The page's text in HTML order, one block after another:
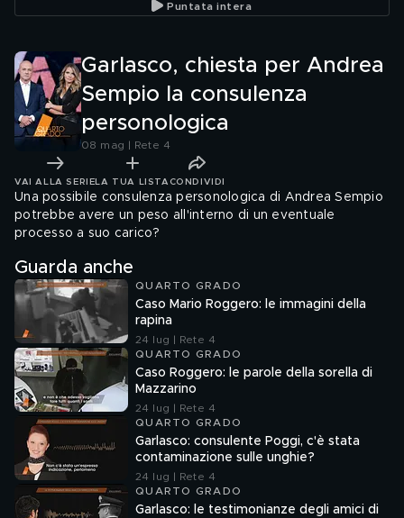
arrestato
Puntata intera
Garlasco, chiesta per Andrea
Sempio la consulenza
personologica
08 mag | Rete 4
VAI ALLA SERIE LA TUA LISTA CONDIVIDI
Una possibile consulenza personologica di Andrea Sempio
potrebbe avere un peso all'interno di un eventuale
processo a suo carico?
Guarda anche
QUARTO GRADO
Caso Mario Roggero: le immagini della
rapina
24 lug | Rete 4
QUARTO GRADO
Caso Roggero: le parole della sorella di
Mazzarino
24 lug | Rete 4
QUARTO GRADO
Garlasco: consulente Poggi, c'è stata
contaminazione sulle unghie?
24 lug | Rete 4
QUARTO GRADO
Garlasco: le testimonianze degli amici di